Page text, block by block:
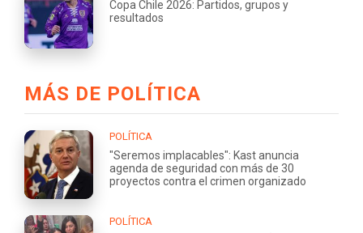
Copa Chile 2026: Partidos, grupos y
resultados
MÁS DE POLÍTICA
POLÍTICA
"Seremos implacables": Kast anuncia
agenda de seguridad con más de 30
proyectos contra el crimen organizado
POLÍTICA